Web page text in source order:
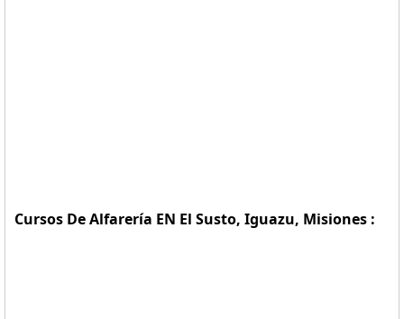
Cursos De Alfarería EN El Susto, Iguazu, Misiones :